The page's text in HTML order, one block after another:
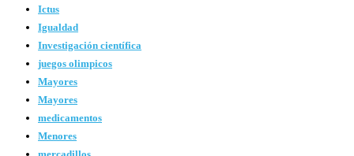
Ictus
Igualdad
Investigación científica
juegos olimpicos
Mayores
Mayores
medicamentos
Menores